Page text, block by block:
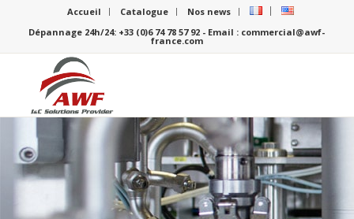
Accueil Catalogue
Nos news
Dépannage 24h/24: +33 (0)6 74 78 57 92 - Email : commercial@awf-
france.com